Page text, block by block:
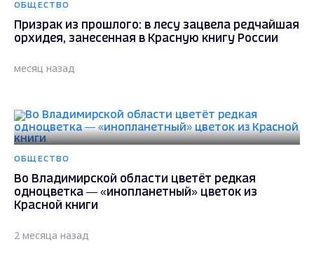
ОБЩЕСТВО
Призрак из прошлого: в лесу зацвела редчайшая
орхидея, занесенная в Красную книгу России
месяц назад
ОБЩЕСТВО
Во Владимирской области цветёт редкая
одноцветка — «инопланетный» цветок из
Красной книги
2 месяца назад